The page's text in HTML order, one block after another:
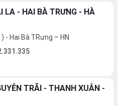
LA - HAI BÀ TRƯNG - HÀ
- Hai Bà TRưng – HN
TRÃI - THANH XUÂN -